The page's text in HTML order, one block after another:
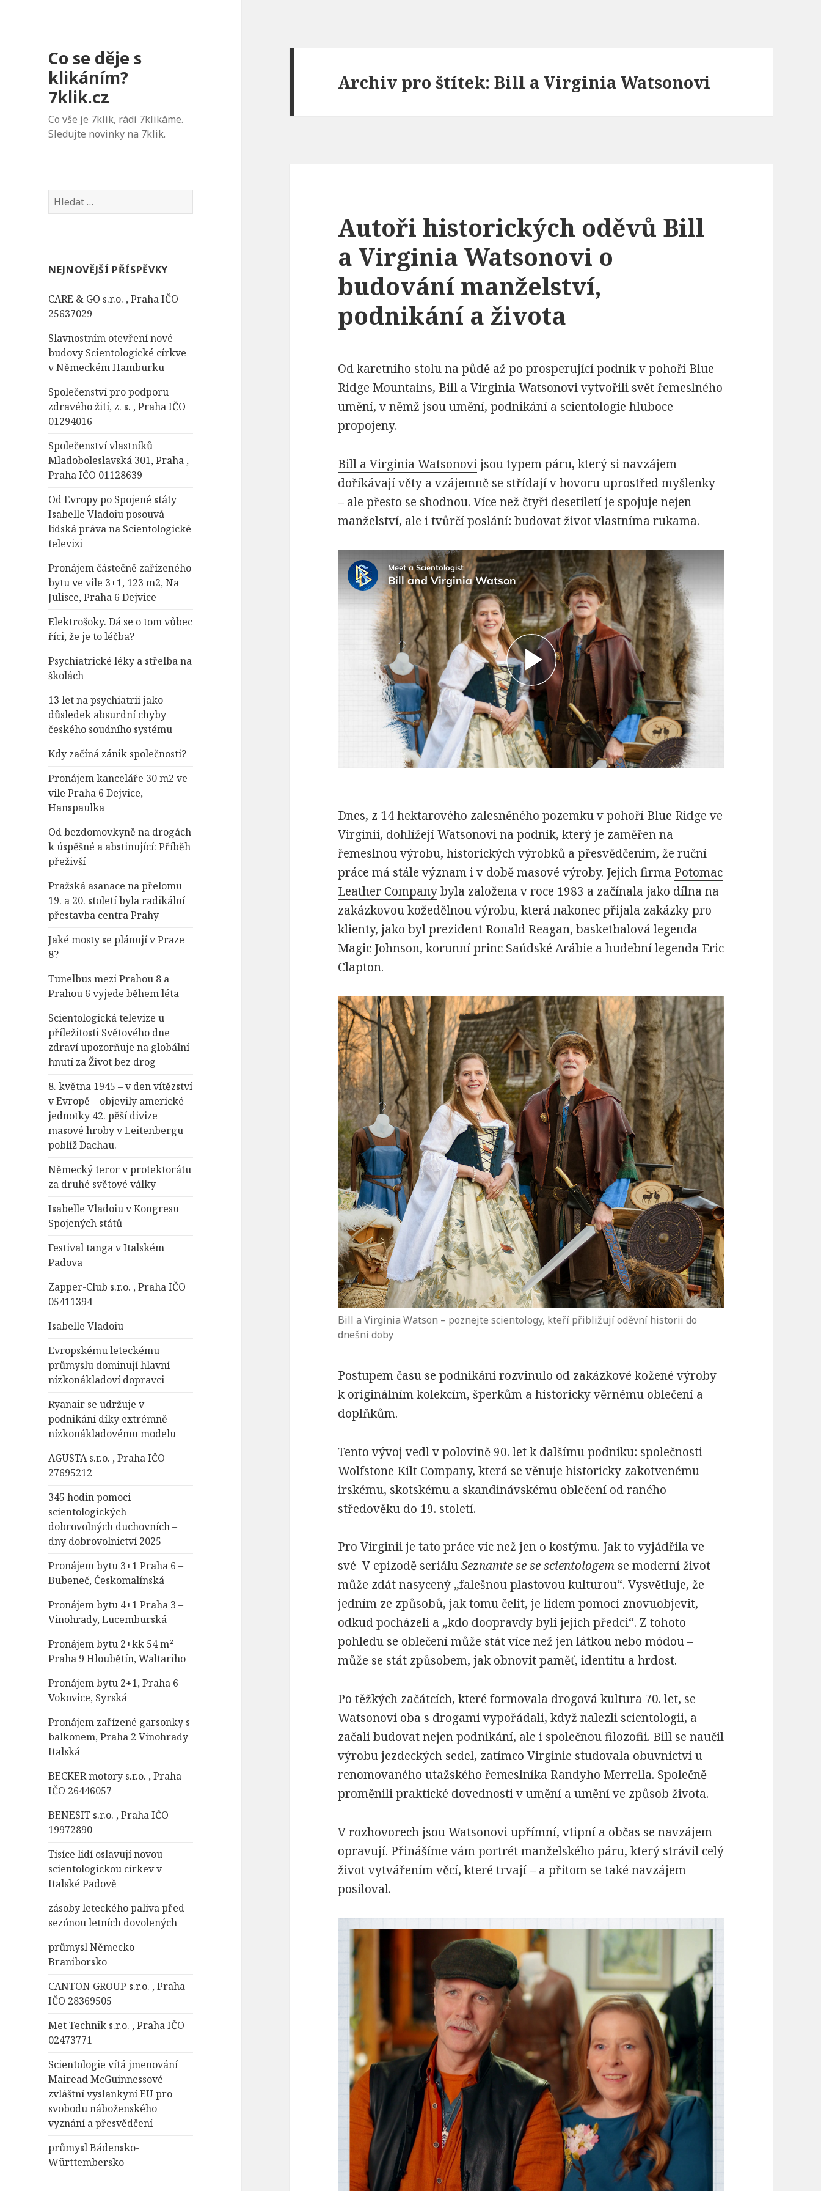
Co se děje s
klikáním?
7klik.cz
Co vše je 7klik, rádi 7klikáme.
Sledujte novinky na 7klik.
V
y
d
v
á
í
NEJNOVĚJŠÍ PŘÍSPĚVKY
CARE & GO s.r.o. , Praha IČO
25637029
Slavnostním otevření nové
budovy Scientologické církve
v Německém Hamburku
Společenství pro podporu
zdravého žití, z. s. , Praha IČO
01294016
Společenství vlastníků
Mladoboleslavská 301, Praha ,
Praha IČO 01128639
Od Evropy po Spojené státy
Isabelle Vladoiu posouvá
lidská práva na Scientologické
televizi
Pronájem částečně zařízeného
bytu ve vile 3+1, 123 m2, Na
Julisce, Praha 6 Dejvice
Elektrošoky. Dá se o tom vůbec
říci, že je to léčba?
Psychiatrické léky a střelba na
školách
13 let na psychiatrii jako
důsledek absurdní chyby
českého soudního systému
Kdy začíná zánik společnosti?
Pronájem kanceláře 30 m2 ve
vile Praha 6 Dejvice,
Hanspaulka
Od bezdomovkyně na drogách
k úspěšné a abstinující: Příběh
přeživší
Pražská asanace na přelomu
19. a 20. století byla radikální
přestavba centra Prahy
Jaké mosty se plánují v Praze
8?
Tunelbus mezi Prahou 8 a
Prahou 6 vyjede během léta
Scientologická televize u
příležitosti Světového dne
zdraví upozorňuje na globální
hnutí za Život bez drog
8. května 1945 – v den vítězství
v Evropě – objevily americké
jednotky 42. pěší divize
masové hroby v Leitenbergu
poblíž Dachau.
Německý teror v protektorátu
za druhé světové války
Isabelle Vladoiu v Kongresu
Spojených států
Festival tanga v Italském
Padova
Zapper-Club s.r.o. , Praha IČO
05411394
Isabelle Vladoiu
Evropskému leteckému
průmyslu dominují hlavní
nízkonákladoví dopravci
Ryanair se udržuje v
podnikání díky extrémně
nízkonákladovému modelu
AGUSTA s.r.o. , Praha IČO
27695212
345 hodin pomoci
scientologických
dobrovolných duchovních –
dny dobrovolnictví 2025
Pronájem bytu 3+1 Praha 6 –
Bubeneč, Českomalínská
Pronájem bytu 4+1 Praha 3 –
Vinohrady, Lucemburská
Pronájem bytu 2+kk 54 m²
Praha 9 Hloubětín, Waltariho
Pronájem bytu 2+1, Praha 6 –
Vokovice, Syrská
Pronájem zařízené garsonky s
balkonem, Praha 2 Vinohrady
Italská
BECKER motory s.r.o. , Praha
IČO 26446057
BENESIT s.r.o. , Praha IČO
19972890
Tisíce lidí oslavují novou
scientologickou církev v
Italské Padově
zásoby leteckého paliva před
sezónou letních dovolených
průmysl Německo
Braniborsko
CANTON GROUP s.r.o. , Praha
IČO 28369505
Met Technik s.r.o. , Praha IČO
02473771
Scientologie vítá jmenování
Mairead McGuinnessové
zvláštní vyslankyní EU pro
svobodu náboženského
vyznání a přesvědčení
průmysl Bádensko-
Württembersko
Archiv pro štítek: Bill a Virginia Watsonovi
Autoři historických oděvů Bill
a Virginia Watsonovi o
budování manželství,
podnikání a života
Od karetního stolu na půdě až po prosperující podnik v pohoří Blue
Ridge Mountains, Bill a Virginia Watsonovi vytvořili svět řemeslného
umění, v němž jsou umění, podnikání a scientologie hluboce
propojeny.
Bill a Virginia Watsonovijsou typem páru, který si navzájem
doříkávají věty a vzájemně se střídají v hovoru uprostřed myšlenky
– ale přesto se shodnou. Více než čtyři desetiletí je spojuje nejen
manželství, ale i tvůrčí poslání: budovat život vlastníma rukama.
Dnes, z 14 hektarového zalesněného pozemku v pohoří Blue Ridge ve
Virginii, dohlížejí Watsonovi na podnik, který je zaměřen na
řemeslnou výrobu, historických výrobků a přesvědčením, že ruční
práce má stále význam i v době masové výroby. Jejich firma Potomac
Leather Companybyla založena v roce 1983 a začínala jako dílna na
zakázkovou kožedělnou výrobu, která nakonec přijala zakázky pro
klienty, jako byl prezident Ronald Reagan, basketbalová legenda
Magic Johnson, korunní princ Saúdské Arábie a hudební legenda Eric
Clapton.
Bill a Virginia Watson – poznejte scientology, kteří přibližují oděvní historii do
dnešní doby
Postupem času se podnikání rozvinulo od zakázkové kožené výroby
k originálním kolekcím, šperkům a historicky věrnému oblečení a
doplňkům.
Tento vývoj vedl v polovině 90. let k dalšímu podniku: společnosti
Wolfstone Kilt Company, která se věnuje historicky zakotvenému
irskému, skotskému a skandinávskému oblečení od raného
středověku do 19. století.
Pro Virginii je tato práce víc než jen o kostýmu. Jak to vyjádřila ve
své V epizodě seriáluSeznamte se se scientologem se moderní život
může zdát nasycený „falešnou plastovou kulturou“. Vysvětluje, že
jedním ze způsobů, jak tomu čelit, je lidem pomoci znovuobjevit,
odkud pocházeli a „kdo doopravdy byli jejich předci“. Z tohoto
pohledu se oblečení může stát více než jen látkou nebo módou –
může se stát způsobem, jak obnovit paměť, identitu a hrdost.
Po těžkých začátcích, které formovala drogová kultura 70. let, se
Watsonovi oba s drogami vypořádali, když nalezli scientologii, a
začali budovat nejen podnikání, ale i společnou filozofii. Bill se naučil
výrobu jezdeckých sedel, zatímco Virginie studovala obuvnictví u
renomovaného utažského řemeslníka Randyho Merrella. Společně
proměnili praktické dovednosti v umění a umění ve způsob života.
V rozhovorech jsou Watsonovi upřímní, vtipní a občas se navzájem
opravují. Přinášíme vám portrét manželského páru, který strávil celý
život vytvářením věcí, které trvají – a přitom se také navzájem
posiloval.